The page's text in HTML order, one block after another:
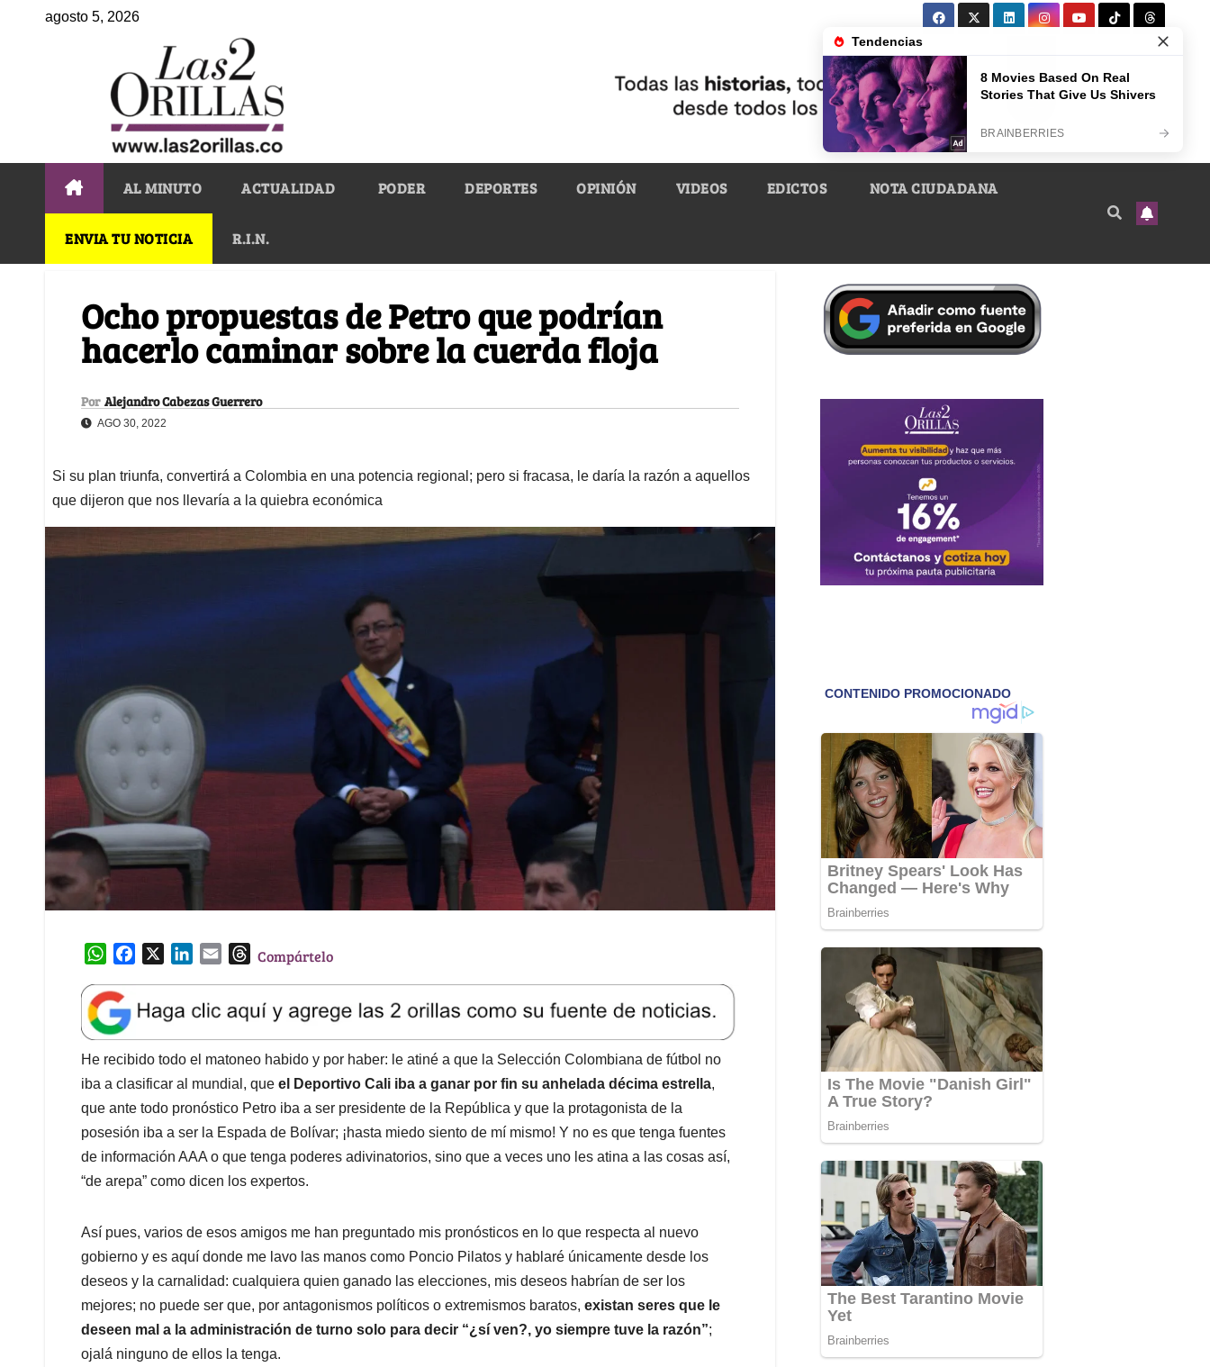
agosto 5, 2026
AL MINUTO ACTUALIDAD PODER DEPORTES OPINIÓN VIDEOS EDICTOS NOTA CIUDADANA
ENVIA TU NOTICIA R.I.N.
Ocho propuestas de Petro que podrían
hacerlo caminar sobre la cuerda floja
Por Alejandro Cabezas Guerrero
AGO 30, 2022
Si su plan triunfa, convertirá a Colombia en una potencia regional; pero si fracasa, le daría la razón a aquellos
que dijeron que nos llevaría a la quiebra económica
W
a
t
s
A
p
p
e
b
o
o
k
k
e
d
I
n
l
T
e
a
d
s
Compártelo
He recibido todo el matoneo habido y por haber: le atiné a que la Selección Colombiana de fútbol no
iba a clasificar al mundial, que el Deportivo Cali iba a ganar por fin su anhelada décima estrella,
que ante todo pronóstico Petro iba a ser presidente de la República y que la protagonista de la
posesión iba a ser la Espada de Bolívar; ¡hasta miedo siento de mí mismo! Y no es que tenga fuentes
de información AAA o que tenga poderes adivinatorios, sino que a veces uno les atina a las cosas así,
“de arepa” como dicen los expertos.
Así pues, varios de esos amigos me han preguntado mis pronósticos en lo que respecta al nuevo
gobierno y es aquí donde me lavo las manos como Poncio Pilatos y hablaré únicamente desde los
deseos y la carnalidad: cualquiera quien ganado las elecciones, mis deseos habrían de ser los
mejores; no puede ser que, por antagonismos políticos o extremismos baratos, existan seres que le
deseen mal a la administración de turno solo para decir “¿sí ven?, yo siempre tuve la razón”;
ojalá ninguno de ellos la tenga.